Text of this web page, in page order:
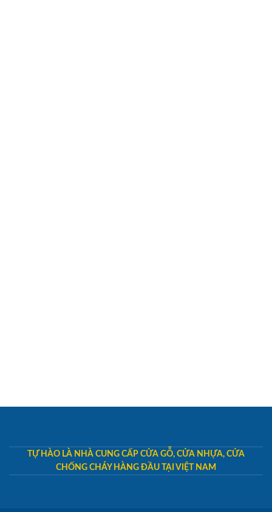
TỰ HÀO LÀ NHÀ CUNG CẤP CỬA GỖ, CỬA NHỰA, CỬA
CHỐNG CHÁY HÀNG ĐẦU TẠI VIỆT NAM